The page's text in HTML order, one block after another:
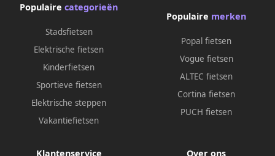
Populaire categorieën
Stadsfietsen
Elektrische fietsen
Kinderfietsen
Sportieve fietsen
Elektrische steppen
Vakantiefietsen
Populaire merken
Popal fietsen
Vogue fietsen
ALTEC fietsen
Cortina fietsen
PUCH fietsen
Klantenservice Over ons